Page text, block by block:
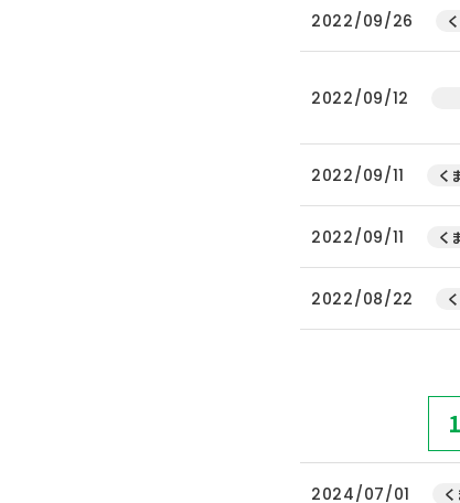
2022/09/26
2022/09/12
2022/09/11 く
2022/09/11 く
2022/08/22
1
2024/07/01